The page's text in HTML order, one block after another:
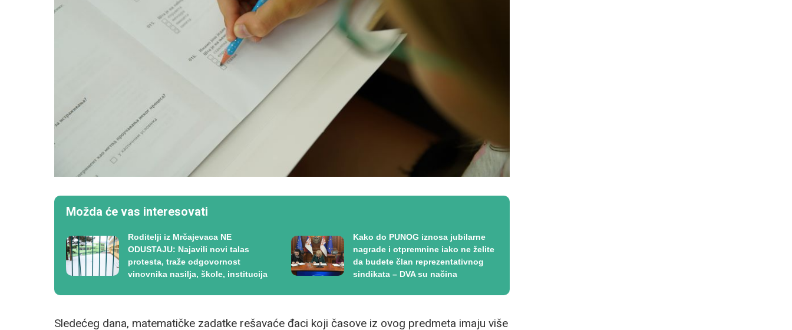
Možda će vas interesovati
Roditelji iz Mrčajevaca NE
ODUSTAJU: Najavili novi talas
protesta, traže odgovornost
vinovnika nasilja, škole, institucija
Kako do PUNOG iznosa jubilarne
nagrade i otpremnine iako ne želite
da budete član reprezentativnog
sindikata – DVA su načina
Sledećeg dana, matematičke zadatke rešavaće đaci koji časove iz ovog predmeta imaju više